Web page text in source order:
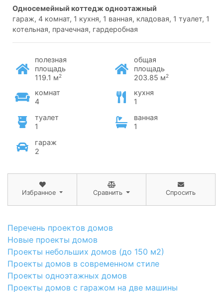
односемейный коттедж одноэтажный
гараж, 4 комнат, 1 кухня, 1 ванная, кладовая, 1 туалет, 1
котельная, прачечная, гардеробная
полезная
площадь
119.1 м2
общая
площадь
203.85 м2
комнат
4
кухня
1
туалет
1
ванная
1
гараж
2
Избранное Сравнить Спросить
Перечень проектов домов
Новые проекты домов
Проекты небольших домов (до 150 м2)
Проекты домов в современном стиле
Проекты одноэтажных домов
Проекты домов с гаражом на две машины